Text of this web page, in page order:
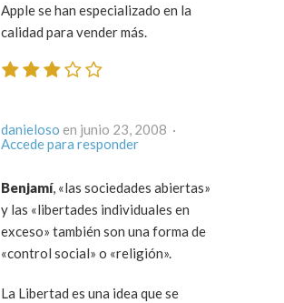
Apple se han especializado en la
calidad para vender más.
danieloso
en junio 23, 2008 ·
Accede para responder
Benjamí, «las sociedades abiertas»
y las «libertades individuales en
exceso» también son una forma de
«control social» o «religión».
La Libertad es una idea que se